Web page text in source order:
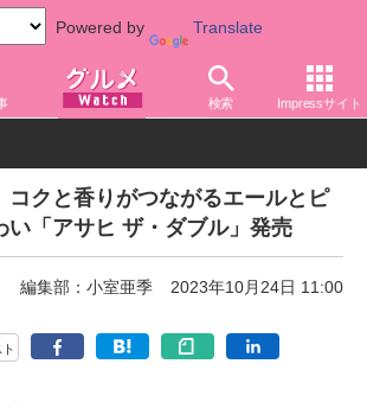
Powered by Translate
検索 Impressサイト
ール ビール・発泡酒
コクと香りがつながるエールとピ
い「アサヒ ザ・ダブル」発売
編集部：小室亜季 2023年10月24日 11:00
ト